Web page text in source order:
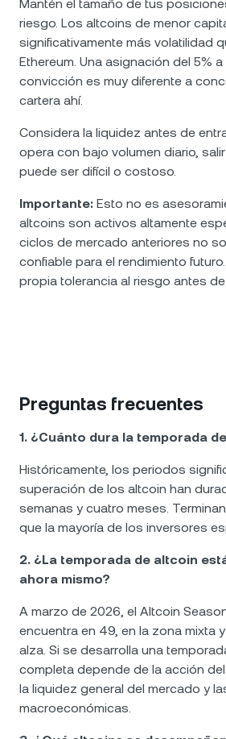
Mantén el tamaño de tus
riesgo. Los altcoins de menor
significativamente más volatilidad
Ethereum. Una asignación del 5%
convicción es muy diferente a
cartera ahí.
Considera la liquidez antes de
opera con bajo volumen diario,
puede ser difícil o costoso.
Importante: Esto no es
altcoins son activos altamente
ciclos de mercado anteriores no
confiable para el rendimiento
propia tolerancia al riesgo antes de
Preguntas frecuentes
1. ¿Cuánto dura la temporada
Históricamente, los periodos
superación de los altcoin han
semanas y cuatro meses.
que la mayoría de los inversores
2. ¿La temporada de altcoin
ahora mismo?
A marzo de 2026, el Altcoin
encuentra en 49, en la zona mixta
alza. Si se desarrolla una
completa depende de la acción
la liquidez general del mercado y
macroeconómicas.